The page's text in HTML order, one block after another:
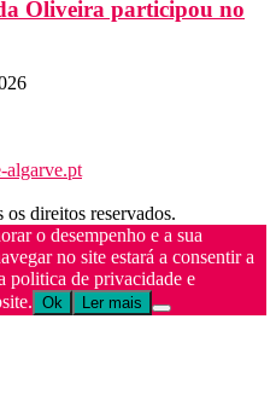
Oliveira participou no
algarve.pt
direitos reservados.
o desempenho e a sua
no site estará a consentir a
politica de privacidade e
Ok Ler mais